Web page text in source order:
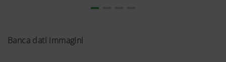
Banca dati immagini